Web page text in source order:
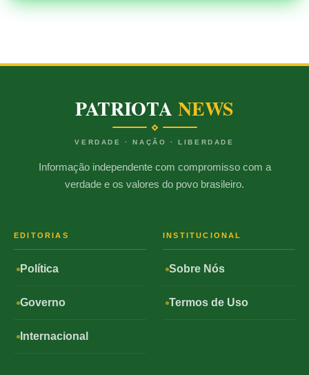
PATRIOTANEWS
VERDADE · NAÇÃO · LIBERDADE
Informação independente com compromisso com a
verdade e os valores do povo brasileiro.
EDITORIAS
Política
Governo
Internacional
INSTITUCIONAL
Sobre Nós
Termos de Uso